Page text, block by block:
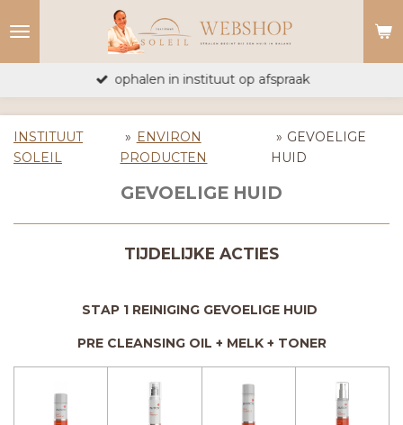
direct
hoofdinhoud
ophalen in instituut op afspraak
INSTITUUT
SOLEIL
» ENVIRON
PRODUCTEN
» GEVOELIGE
HUID
GEVOELIGE HUID
TIJDELIJKE ACTIES
STAP 1 REINIGING GEVOELIGE HUID
PRE CLEANSING OIL + MELK + TONER